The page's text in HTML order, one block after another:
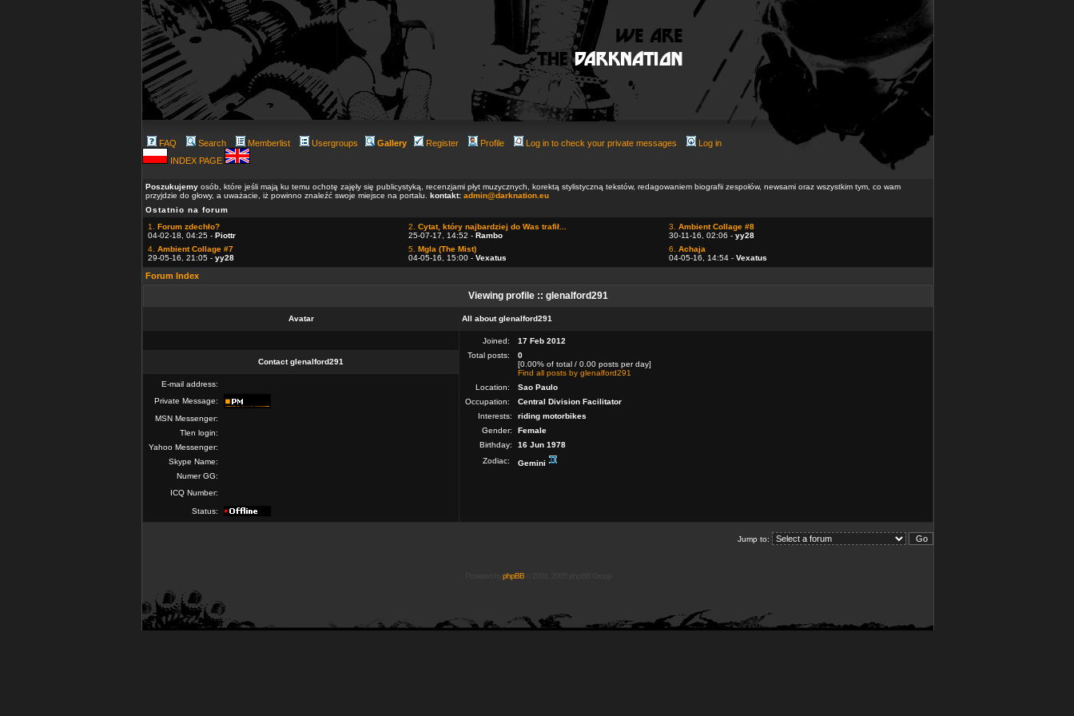
FAQ Search Memberlist Usergroups Gallery Register Profile Log in to check your private messages
Log in
INDEX PAGE
Poszukujemy osób, które jeśli mają ku temu ochotę zajęły się publicystyką, recenzjami płyt muzycznych, korektą stylistyczną tekstów, redagowaniem biografii zespołów, newsami oraz wszystkim tym, co wam
przyjdzie do głowy, a uważacie, iż powinno znaleźć swoje miejsce na portalu. kontakt: admin@darknation.eu
Ostatnio na forum
1. Forum zdechło?
04-02-18, 04:25 - Piottr
2. Cytat, który najbardziej do Was trafił...
25-07-17, 14:52 - Rambo
3. Ambient Collage #8
30-11-16, 02:06 - yy28
4. Ambient Collage #7
29-05-16, 21:05 - yy28
5. Mgla (The Mist)
04-05-16, 15:00 - Vexatus
6. Achaja
04-05-16, 14:54 - Vexatus
Forum Index
Viewing profile :: glenalford291
Avatar All about glenalford291
Joined:
17 Feb 2012
Total posts:
0
[0.00% of total / 0.00 posts per day]
Find all posts by glenalford291
Location:
Sao Paulo
Occupation:
Central Division Facilitator
Interests:
riding motorbikes
Gender:
Female
Birthday:
16 Jun 1978
Zodiac:
Gemini
Contact glenalford291
E-mail address:
Private Message:
MSN Messenger:
Tlen login:
Yahoo Messenger:
Skype Name:
Numer GG:
ICQ Number:
Status:
Jump to:
phpBB© 2001, 2005 phpBB Group